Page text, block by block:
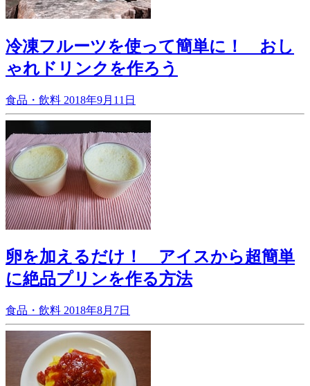
冷凍フルーツを使って簡単に！ おし
ゃれドリンクを作ろう
食品・飲料 2018年9月11日
卵を加えるだけ！ アイスから超簡単
に絶品プリンを作る方法
食品・飲料 2018年8月7日